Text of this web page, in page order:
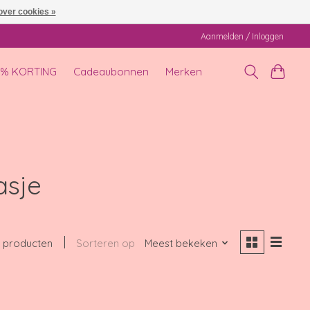
Aanmelden / Inloggen
KORTING Cadeaubonnen Merken
producten Sorteren op Meest bekeken
cookies »